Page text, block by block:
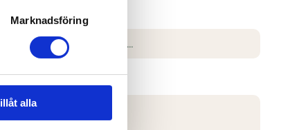
Marknadsföring
alla
Search
for: